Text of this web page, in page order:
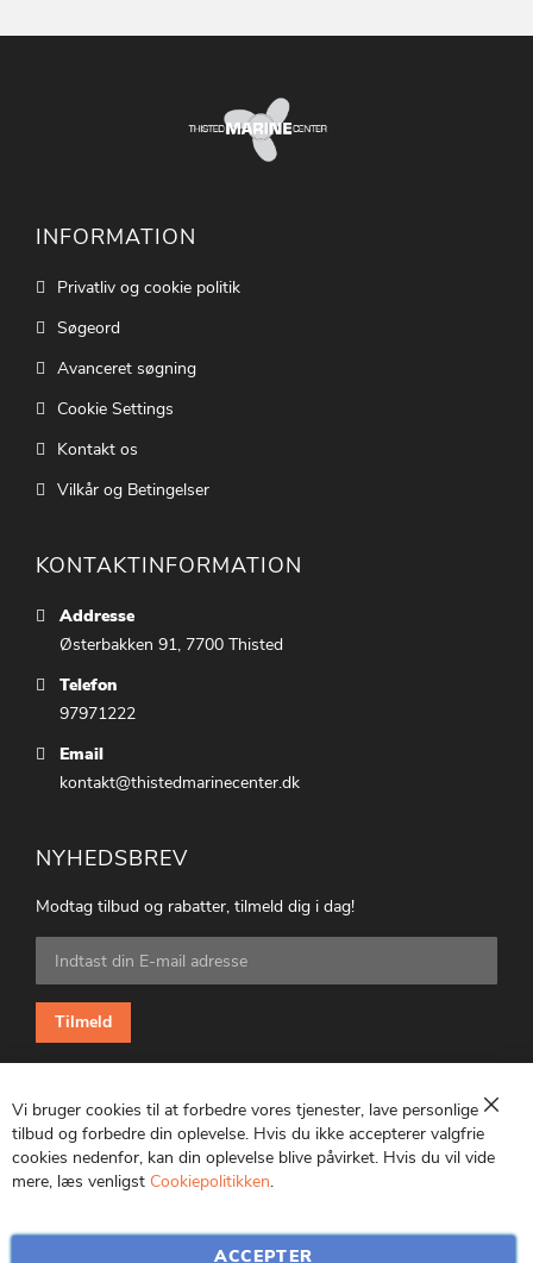
INFORMATION
Privatliv og cookie politik
Søgeord
Avanceret søgning
Cookie Settings
Kontakt os
Vilkår og Betingelser
KONTAKTINFORMATION
Addresse
Østerbakken 91, 7700 Thisted
Telefon
97971222
Email
kontakt@thistedmarinecenter.dk
NYHEDSBREV
Modtag tilbud og rabatter, tilmeld dig i dag!
Tilmeld
dig
vores
nyhedsbrev:
Tilmeld
CVR: 25847369
Luk
Vi bruger cookies til at forbedre vores tjenester, lave personlige
tilbud og forbedre din oplevelse. Hvis du ikke accepterer valgfrie
cookies nedenfor, kan din oplevelse blive påvirket. Hvis du vil vide
mere, læs venligst Cookiepolitikken.
ACCEPTER